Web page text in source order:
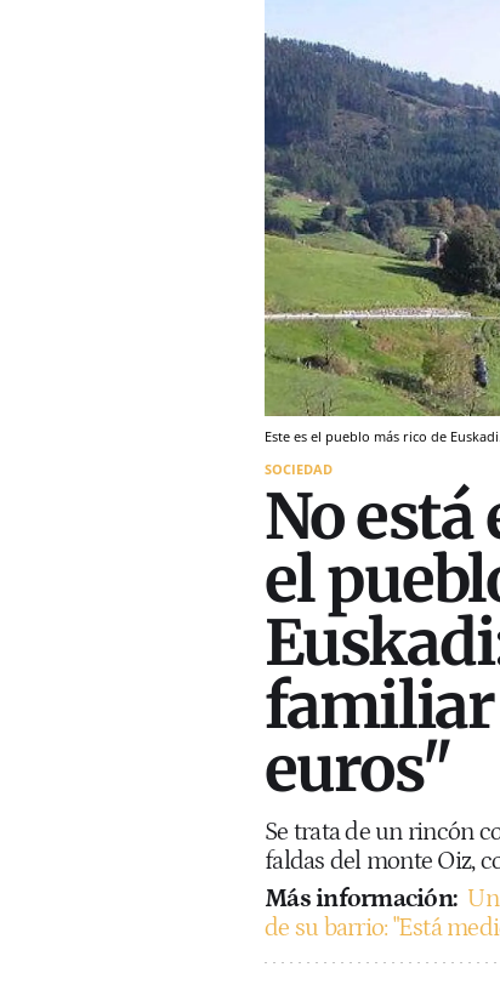
Este es el pueblo más rico de Euskadi.
SOCIEDAD
No está
el
familiar
euros"
Se trata de un rincón
faldas del monte Oiz,
Más información:
de su barrio: "Está